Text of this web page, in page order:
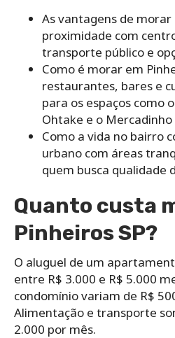
As vantagens de
proximidade com
transporte público e
Como é morar em
restaurantes, bares e
para os espaços como
Ohtake e o Mercadinho
Como a vida no bairro
urbano com áreas
quem busca qualidade
Quanto custa
Pinheiros SP?
O aluguel de um
entre R$ 3.000 e R$ 5.000
condomínio variam de R$
Alimentação e transporte
2.000 por mês.